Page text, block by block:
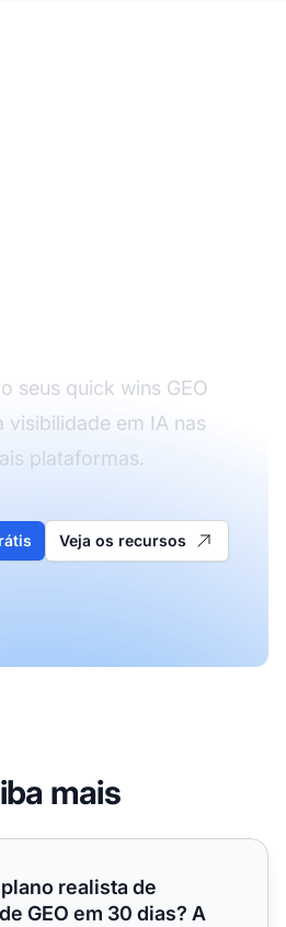
seus quick wins GEO
visibilidade em IA nas
plataformas.
Veja os recursos
mais
de implementação de
realista de
GEO em 30 dias? A